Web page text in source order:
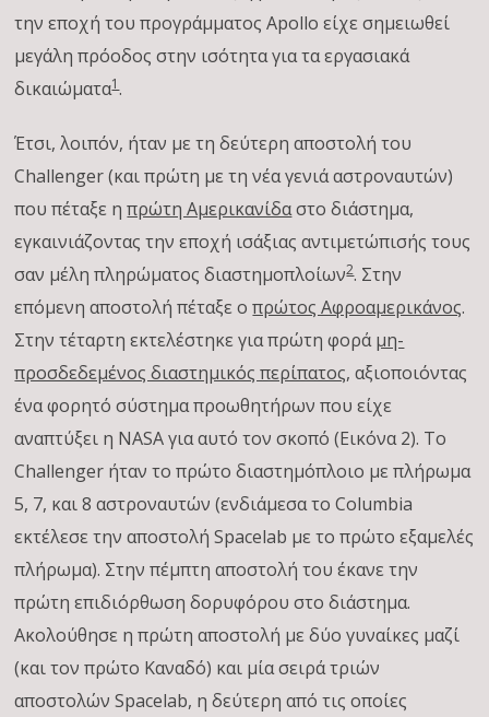
την εποχή του προγράμματος Apollo είχε σημειωθεί
μεγάλη πρόοδος στην ισότητα για τα εργασιακά
δικαιώματα1 .
Έτσι, λοιπόν, ήταν με τη δεύτερη αποστολή του
Challenger (και πρώτη με τη νέα γενιά αστροναυτών)
που πέταξε ηπρώτη Αμερικανίδαστο διάστημα,
εγκαινιάζοντας την εποχή ισάξιας αντιμετώπισής τους
σαν μέλη πληρώματος διαστημοπλοίων2. Στην
επόμενη αποστολή πέταξε οπρώτος Αφροαμερικάνος.
Στην τέταρτη εκτελέστηκε για πρώτη φοράμη-
προσδεδεμένος διαστημικός περίπατος, αξιοποιόντας
ένα φορητό σύστημα προωθητήρων που είχε
αναπτύξει η NASA για αυτό τον σκοπό (Εικόνα 2). Το
Challenger ήταν το πρώτο διαστημόπλοιο με πλήρωμα
5, 7, και 8 αστροναυτών (ενδιάμεσα το Columbia
εκτέλεσε την αποστολή Spacelab με το πρώτο εξαμελές
πλήρωμα). Στην πέμπτη αποστολή του έκανε την
πρώτη επιδιόρθωση δορυφόρου στο διάστημα.
Ακολούθησε η πρώτη αποστολή με δύο γυναίκες μαζί
(και τον πρώτο Καναδό) και μία σειρά τριών
αποστολών Spacelab, η δεύτερη από τις οποίες